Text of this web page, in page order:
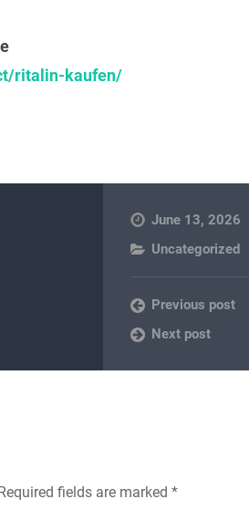
ritalin-kaufen/
June 13, 2026
Uncategorized
Previous post
Next post
Required fields are marked *